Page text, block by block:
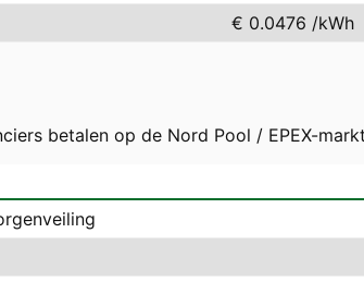
€ 0.0476 /kWh
betalen op de Nord Pool / EPEX-